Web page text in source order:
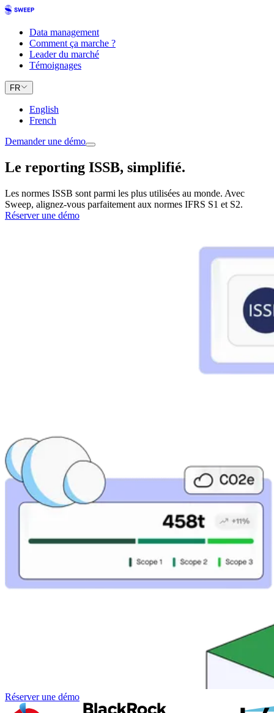
Data management
Comment ça marche ?
Leader du marché
Témoignages
FR
English
French
Demander une démo
Le reporting ISSB, simplifié.
Les normes ISSB sont parmi les plus utilisées au monde. Avec
Sweep, alignez-vous parfaitement aux normes IFRS S1 et S2.
Réserver une démo
Réserver une démo